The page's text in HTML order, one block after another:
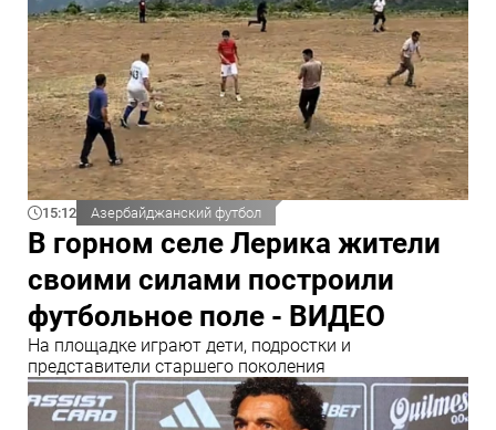
15:12 Азербайджанский футбол
В горном селе Лерика жители
своими силами построили
футбольное поле - ВИДЕО
На площадке играют дети, подростки и
представители старшего поколения